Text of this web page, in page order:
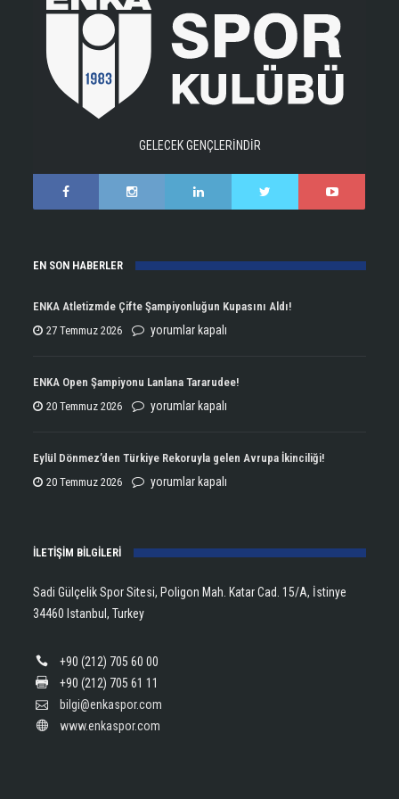
GELECEK GENÇLERİNDİR
EN SON HABERLER
ENKA Atletizmde Çifte Şampiyonluğun Kupasını Aldı!
27 Temmuz 2026
ENKA
Çifte
Şampiyonluğun
yorumlar kapalı
ENKA Open Şampiyonu Lanlana Tararudee!
20 Temmuz 2026
ENKA
Şampiyonu
Lanlana
yorumlar kapalı
Eylül Dönmez’den Türkiye Rekoruyla gelen Avrupa İkinciliği!
20 Temmuz 2026
Eylül
Rekoruyla
Avrupa
yorumlar kapalı
İLETİŞİM BİLGİLERİ
Sadi Gülçelik Spor Sitesi, Poligon Mah. Katar Cad. 15/A, İstinye
34460 Istanbul, Turkey
+90 (212) 705 60 00
+90 (212) 705 61 11
bilgi@enkaspor.com
www.enkaspor.com